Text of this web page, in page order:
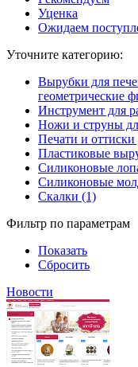
Уценка
Ожидаем
Уточните категорию:
Вырубки для
геометрические
Инструмент для
Ножи и струны
Печати и
Пластиковые
Силиконовые
Силиконовые
Скалки (1)
Фильтр по параметрам
Показать
Сбросить
Новости